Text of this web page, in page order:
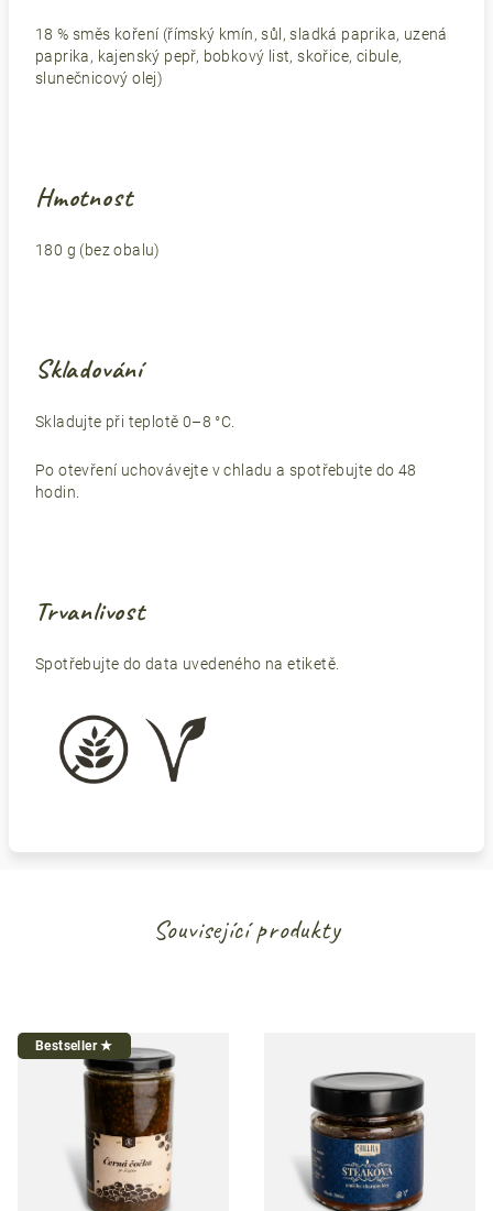
18 % směs koření (římský kmín, sůl, sladká paprika, uzená
paprika, kajenský pepř, bobkový list, skořice, cibule,
slunečnicový olej)
Hmotnost
180 g (bez obalu)
Skladování
Skladujte při teplotě 0–8 °C.
Po otevření uchovávejte v chladu a spotřebujte do 48
hodin.
Trvanlivost
Spotřebujte do data uvedeného na etiketě.
Související produkty
Bestseller ★